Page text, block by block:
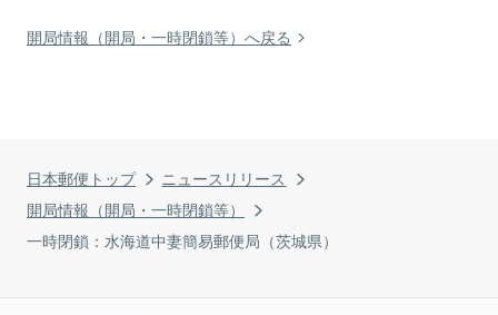
日本郵便トップ
ニュースリリース
開局情報（開局・一時閉鎖等）
一時閉鎖：水海道中妻簡易郵便局（茨城県）
開局情報（開局・一時閉鎖等）へ戻る